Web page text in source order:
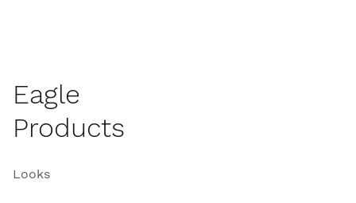
Eagle
Products
Looks